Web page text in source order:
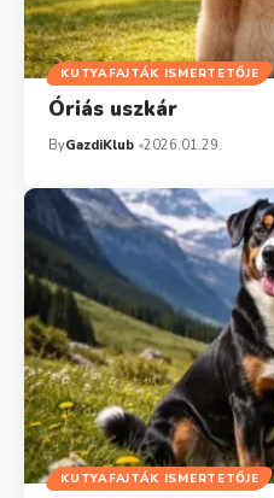
KUTYAFAJTÁK ISMERTETŐJE
Óriás uszkár
ByGazdiKlub 2026.01.29.
KUTYAFAJTÁK ISMERTETŐJE